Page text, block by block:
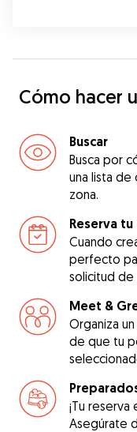
Cómo hacer
Buscar
Busca por
una lista de
zona.
Reserva
Cuando
perfecto
solicitud de
Meet &
Organiza
de que tu
¡Tu
Asegúrate